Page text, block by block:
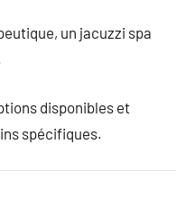
un jacuzzi spa
disponibles et
spécifiques.